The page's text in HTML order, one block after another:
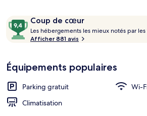
Avis
voyageurs
Coup de cœur
9,4
sur
10,
cœur
Les hébergements les mieux notés par les
Afficher 881 avis
Équipements populaires
Parking gratuit
Wi-
Climatisation